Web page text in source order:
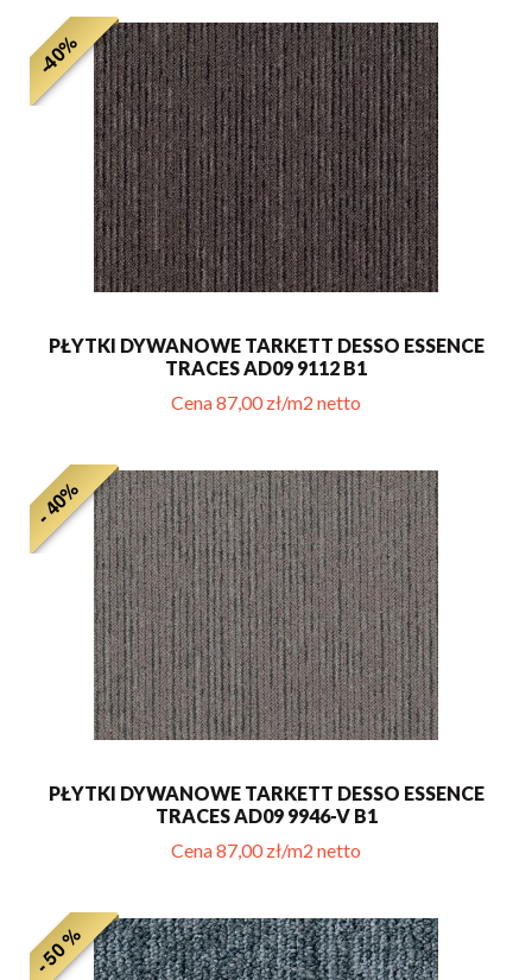
-40%
PŁYTKI DYWANOWE TARKETT DESSO ESSENCE
TRACES AD09 9112 B1
Cena 87,00 zł/m2 netto
- 40%
PŁYTKI DYWANOWE TARKETT DESSO ESSENCE
TRACES AD09 9946-V B1
Cena 87,00 zł/m2 netto
- 50 %